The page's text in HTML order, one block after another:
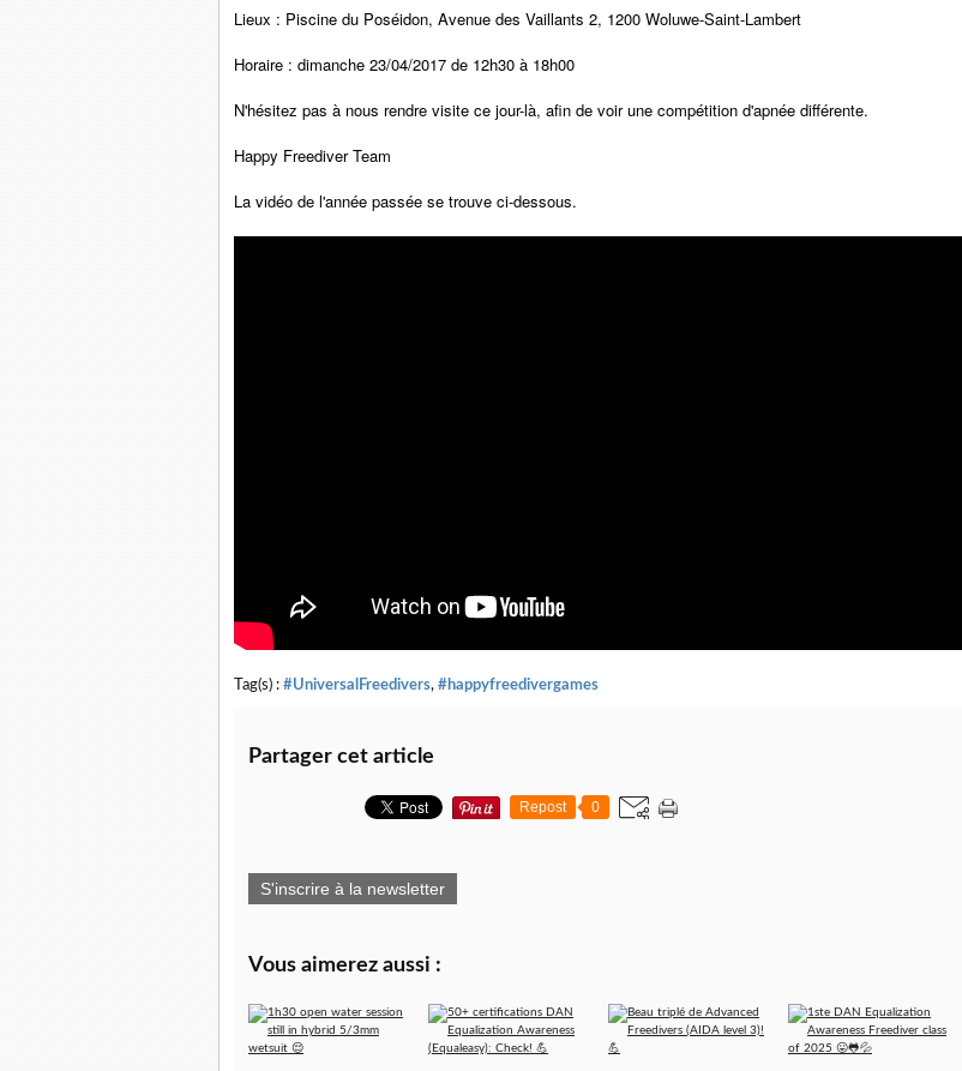
Lieux : Piscine du Poséidon, Avenue des Vaillants 2, 1200 Woluwe-Saint-Lambert
Horaire : dimanche 23/04/2017 de 12h30 à 18h00
N'hésitez pas à nous rendre visite ce jour-là, afin de voir une compétition d'apnée différente.
Happy Freediver Team
La vidéo de l'année passée se trouve ci-dessous.
Tag(s) : #UniversalFreedivers, #happyfreedivergames
Partager cet article
Repost 0
S'inscrire à la newsletter
Vous aimerez aussi :